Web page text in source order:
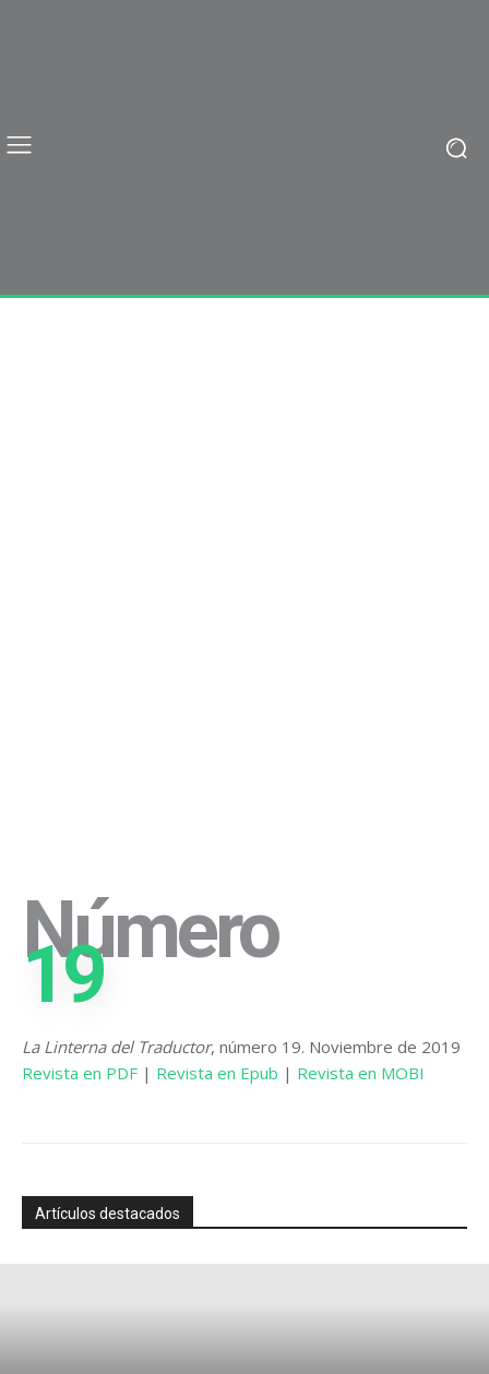
Número
19
La Linterna del Traductor, número 19. Noviembre de 2019
Revista en PDF | Revista en Epub | Revista en MOBI
Artículos destacados